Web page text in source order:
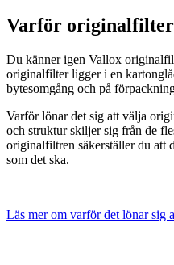
Varför
Du känner igen Vallox
originalfilter ligger i en
bytesomgång och på
Varför lönar det sig att välja
och struktur skiljer sig från de
originalfiltren säkerställer du att
som det ska.
Läs mer om varför det lönar sig